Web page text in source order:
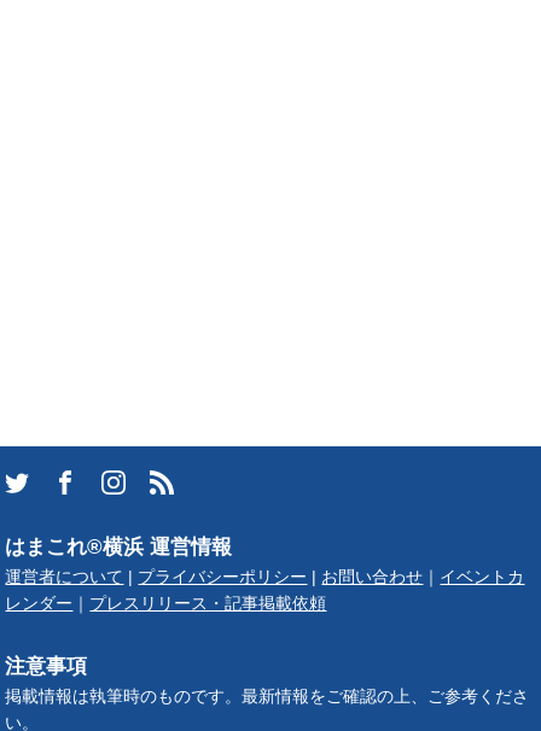
はまこれ®横浜 運営情報
運営者について | プライバシーポリシー | お問い合わせ ｜ イベントカ
レンダー ｜ プレスリリース・記事掲載依頼
注意事項
掲載情報は執筆時のものです。最新情報をご確認の上、ご参考くださ
い。